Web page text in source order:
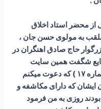
از محضر استاد اخلاق
به مولوی حسن جان ،
حاج صادق اهنگران در
شگفت همین سایت
درخت سعادت موجود است ( مقاله شماره ۱۷ ) که دعوت میکنم
ایشان که دارای مکاشفه و
روزی به من فرمود